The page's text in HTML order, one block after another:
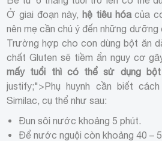
Ở giai đoạn này, hệ tiêu hóacủa
nên mẹ cần chú ý đến những dưỡng
Trường hợp cho con dùng bột ăn
chất Gluten sẽ tiềm ẩn nguy cơ
mấy tuổi thì có thể sử dụng bột
justify;">Phụ huynh cần biết
Similac, cụ thể như sau:
Đun sôi nước khoảng 5 phút.
Để nước nguội còn khoảng 40 –